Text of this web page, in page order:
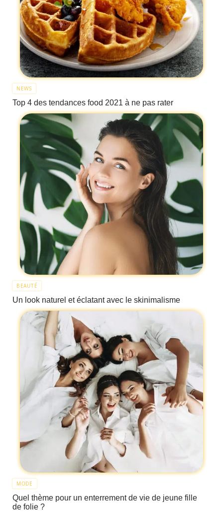
NEWS
Top 4 des tendances food 2021 à ne pas rater
BEAUTÉ
Un look naturel et éclatant avec le skinimalisme
MODE
Quel thème pour un enterrement de vie de jeune fille
de folie ?